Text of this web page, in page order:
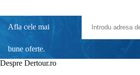
Afla cele mai
bune oferte.
Despre Dertour.ro